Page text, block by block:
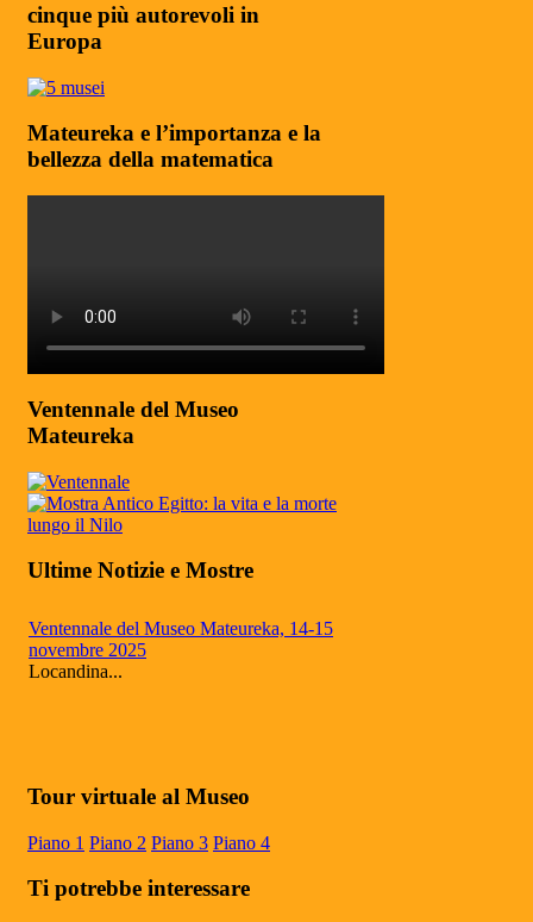
cinque più autorevoli in
Europa
Mateureka e l’importanza e la
bellezza della matematica
Ventennale del Museo
Mateureka
Ultime Notizie e Mostre
Ventennale del Museo Mateureka, 14-15
novembre 2025
Locandina...
riconosciuto fra i cinque più autorevoli in
Europa
dalla rivista UMI (Unione Matematici
Articolo RiminiIn
Tour virtuale al Museo
Piano 1 Piano 2 Piano 3 Piano 4
Ti potrebbe interessare